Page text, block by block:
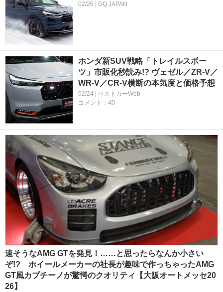
02/26 | GQ JAPAN
ホンダ新SUV戦略「トレイルスポー
ツ」市販化秒読み!? ヴェゼル／ZR-V／
WR-V／CR-V横断の本気度と価格予想
02/24 | ベストカーWeb
コメント：40
速そうなAMG GTを発見！……と思ったらなんか小さい
ぞ!? ホイールメーカーの社長が趣味で作っちゃったAMG
GT風カプチーノが驚愕のクオリティ【大阪オートメッセ20
26】